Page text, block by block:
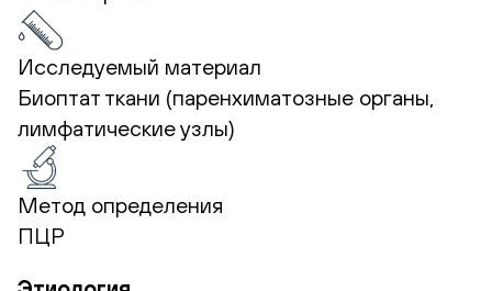
Исследуемый материал
Биоптат ткани (паренхиматозные органы,
лимфатические узлы)
Метод определения
ПЦР